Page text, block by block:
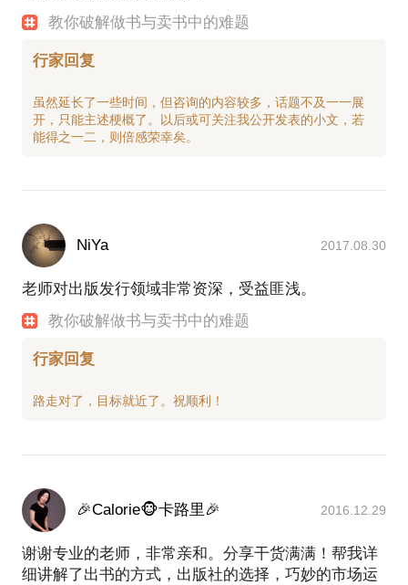
教你破解做书与卖书中的难题
行家回复
虽然延长了一些时间，但咨询的内容较多，话题不及一一展
开，只能主述梗概了。以后或可关注我公开发表的小文，若
NiYa 2017.08.30
老师对出版发行领域非常资深，受益匪浅。
教你破解做书与卖书中的难题
行家回复
🎉Calorie🐵卡路里🎉 2016.12.29
谢谢专业的老师，非常亲和。分享干货满满！帮我详
细讲解了出书的方式，出版社的选择，巧妙的市场运